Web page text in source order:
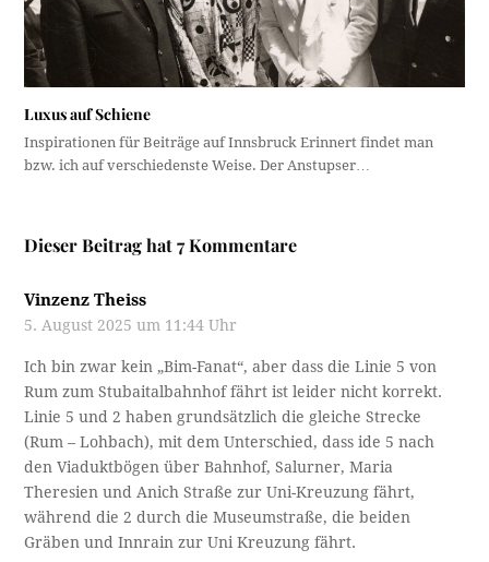
Luxus auf Schiene
Inspirationen für Beiträge auf Innsbruck Erinnert findet man
bzw. ich auf verschiedenste Weise. Der Anstupser…
Dieser Beitrag hat 7 Kommentare
Vinzenz Theiss
5. August 2025 um 11:44 Uhr
Ich bin zwar kein „Bim-Fanat“, aber dass die Linie 5 von
Rum zum Stubaitalbahnhof fährt ist leider nicht korrekt.
Linie 5 und 2 haben grundsätzlich die gleiche Strecke
(Rum – Lohbach), mit dem Unterschied, dass ide 5 nach
den Viaduktbögen über Bahnhof, Salurner, Maria
Theresien und Anich Straße zur Uni-Kreuzung fährt,
während die 2 durch die Museumstraße, die beiden
Gräben und Innrain zur Uni Kreuzung fährt.